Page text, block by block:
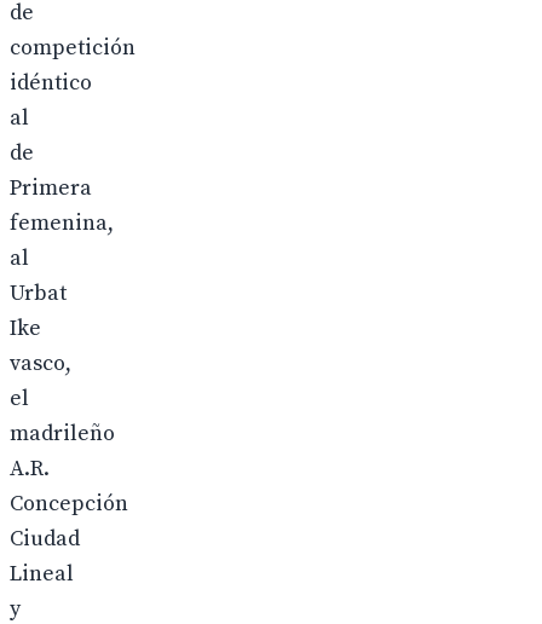
de
competición
idéntico
al
de
Primera
femenina,
al
Urbat
Ike
vasco,
el
madrileño
A.R.
Concepción
Ciudad
Lineal
y